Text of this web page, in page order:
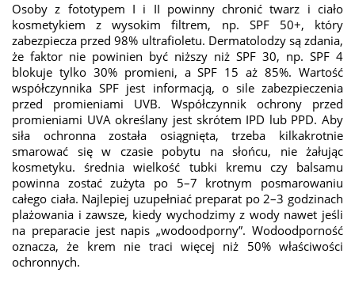
Osoby z fototypem I i II powinny chronić twarz i ciało
kosmetykiem z wysokim filtrem, np. SPF 50+, który
zabezpiecza przed 98% ultrafioletu. Dermatolodzy są zdania,
że faktor nie powinien być niższy niż SPF 30, np. SPF 4
blokuje tylko 30% promieni, a SPF 15 aż 85%. Wartość
współczynnika SPF jest informacją, o sile zabezpieczenia
przed promieniami UVB. Współczynnik ochrony przed
promieniami UVA określany jest skrótem IPD lub PPD. Aby
siła ochronna została osiągnięta, trzeba kilkakrotnie
smarować się w czasie pobytu na słońcu, nie żałując
kosmetyku. średnia wielkość tubki kremu czy balsamu
powinna zostać zużyta po 5–7 krotnym posmarowaniu
całego ciała. Najlepiej uzupełniać preparat po 2–3 godzinach
plażowania i zawsze, kiedy wychodzimy z wody nawet jeśli
na preparacie jest napis „wodoodporny”. Wodoodporność
oznacza, że krem nie traci więcej niż 50% właściwości
ochronnych.